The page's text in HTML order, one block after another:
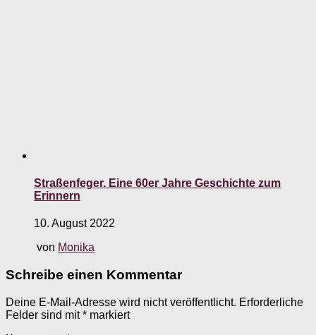
Straßenfeger. Eine 60er Jahre Geschichte zum
Erinnern
10. August 2022
von Monika
Schreibe einen Kommentar
Deine E-Mail-Adresse wird nicht veröffentlicht. Erforderliche
Felder sind mit* markiert